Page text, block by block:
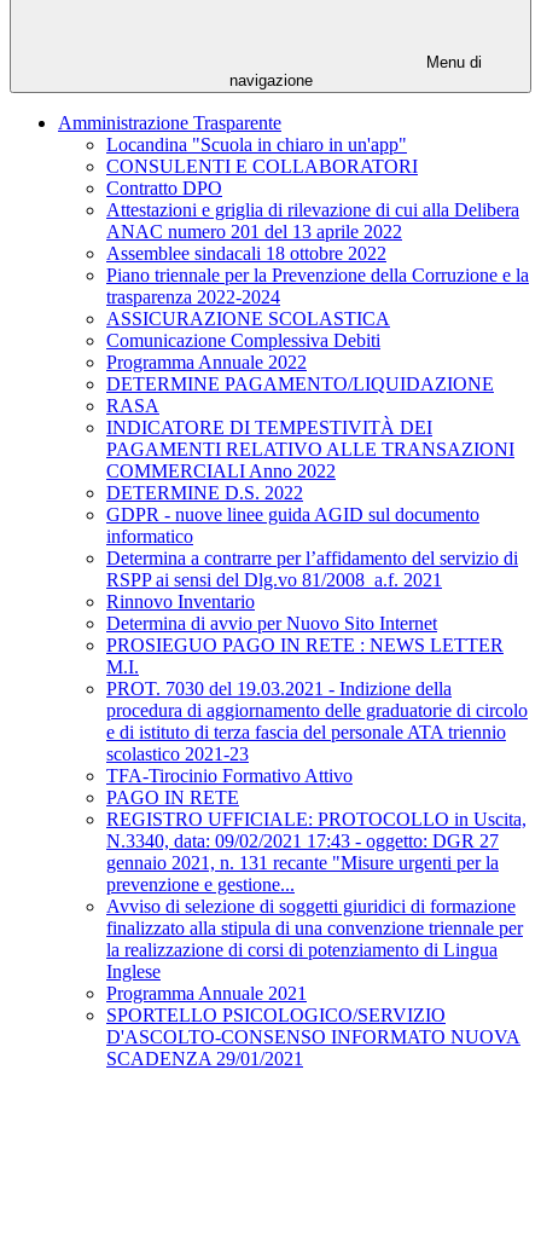
Menu di
navigazione
Amministrazione Trasparente
Locandina "Scuola in chiaro in un'app"
CONSULENTI E COLLABORATORI
Contratto DPO
Attestazioni e griglia di rilevazione di cui alla Delibera
ANAC numero 201 del 13 aprile 2022
Assemblee sindacali 18 ottobre 2022
Piano triennale per la Prevenzione della Corruzione e la
trasparenza 2022-2024
ASSICURAZIONE SCOLASTICA
Comunicazione Complessiva Debiti
Programma Annuale 2022
DETERMINE PAGAMENTO/LIQUIDAZIONE
RASA
INDICATORE DI TEMPESTIVITÀ DEI
PAGAMENTI RELATIVO ALLE TRANSAZIONI
COMMERCIALI Anno 2022
DETERMINE D.S. 2022
GDPR - nuove linee guida AGID sul documento
informatico
Determina a contrarre per l’affidamento del servizio di
RSPP ai sensi del Dlg.vo 81/2008_a.f. 2021
Rinnovo Inventario
Determina di avvio per Nuovo Sito Internet
PROSIEGUO PAGO IN RETE : NEWS LETTER
M.I.
PROT. 7030 del 19.03.2021 - Indizione della
procedura di aggiornamento delle graduatorie di circolo
e di istituto di terza fascia del personale ATA triennio
scolastico 2021-23
TFA-Tirocinio Formativo Attivo
PAGO IN RETE
REGISTRO UFFICIALE: PROTOCOLLO in Uscita,
N.3340, data: 09/02/2021 17:43 - oggetto: DGR 27
gennaio 2021, n. 131 recante "Misure urgenti per la
prevenzione e gestione...
Avviso di selezione di soggetti giuridici di formazione
finalizzato alla stipula di una convenzione triennale per
la realizzazione di corsi di potenziamento di Lingua
Inglese
Programma Annuale 2021
SPORTELLO PSICOLOGICO/SERVIZIO
D'ASCOLTO-CONSENSO INFORMATO NUOVA
SCADENZA 29/01/2021